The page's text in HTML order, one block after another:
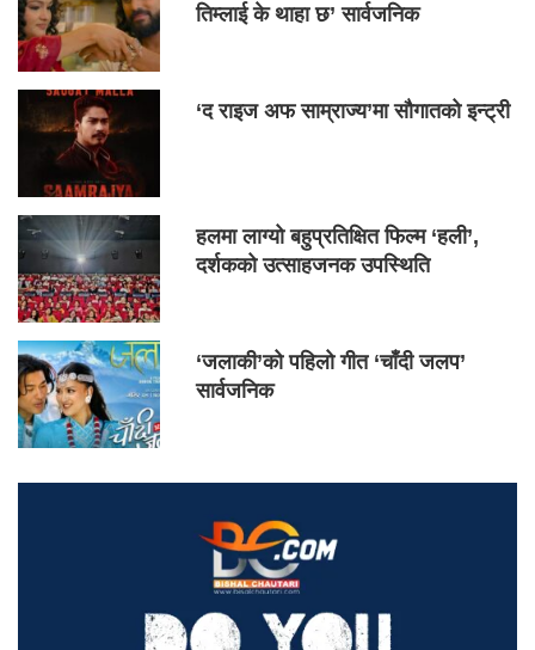
तिम्लाई के थाहा छ’ सार्वजनिक
‘द राइज अफ साम्राज्य’मा सौगातको इन्ट्री
हलमा लाग्यो बहुप्रतिक्षित फिल्म ‘हली’,
दर्शकको उत्साहजनक उपस्थिति
‘जलाकी’को पहिलो गीत ‘चाँदी जलप’
सार्वजनिक